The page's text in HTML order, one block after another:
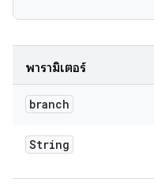
พารามิเตอร์
branch
String